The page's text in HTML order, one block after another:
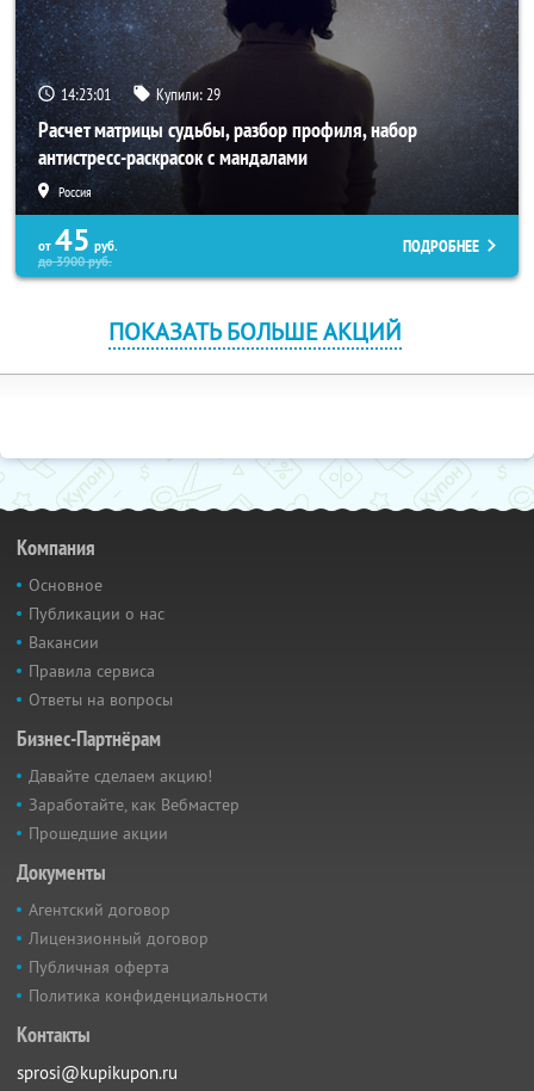
14:23:00 Купили:29
Расчет матрицы судьбы, разбор профиля, набор
антистресс-раскрасок с мандалами
Россия
от 45 руб.
до3900руб.
ПОДРОБНЕЕ
ПОКАЗАТЬ БОЛЬШЕ АКЦИЙ
Компания
Основное
Публикации о нас
Вакансии
Правила сервиса
Ответы на вопросы
Бизнес-Партнёрам
Давайте сделаем акцию!
Заработайте, как Вебмастер
Прошедшие акции
Документы
Агентский договор
Лицензионный договор
Публичная оферта
Политика конфиденциальности
Контакты
sprosi@kupikupon.ru